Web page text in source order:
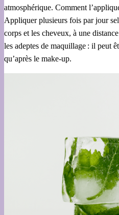
atmosphérique. Comment
Appliquer plusieurs fois par jour
corps et les cheveux, à une
les adeptes de maquillage : il peut
qu’après le make-up.